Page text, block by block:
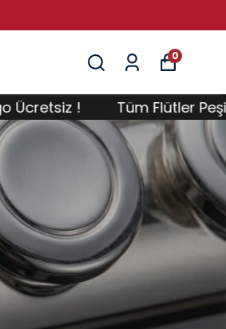
0
Tüm Flütler Peşin Fiyatına